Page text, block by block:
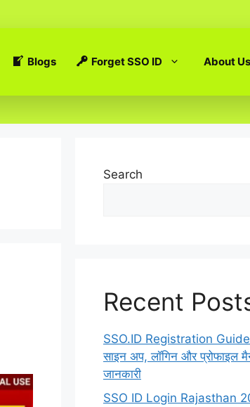
Blogs Forget SSO ID About Us
Search
Recent
SSO.ID Registration
साइन अप, लॉगिन और प्रोफाइल
जानकारी
SSO ID Login Rajasthan